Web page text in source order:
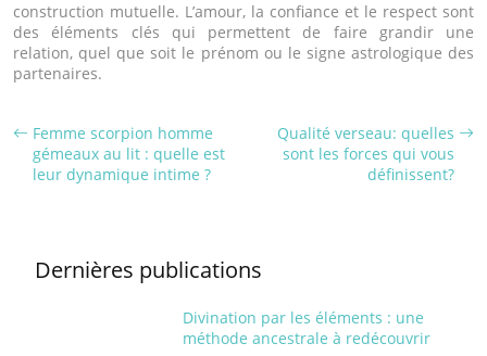
construction mutuelle. L’amour, la confiance et le respect sont
des éléments clés qui permettent de faire grandir une
relation, quel que soit le prénom ou le signe astrologique des
partenaires.
Femme scorpion homme
gémeaux au lit : quelle est
leur dynamique intime ?
Qualité verseau: quelles
sont les forces qui vous
définissent?
Dernières publications
Divination par les éléments : une
méthode ancestrale à redécouvrir